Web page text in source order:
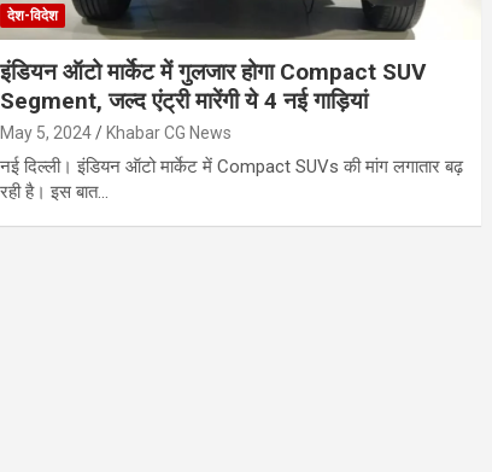
देश-विदेश
इंडियन ऑटो मार्केट में गुलजार होगा Compact SUV
Segment, जल्द एंट्री मारेंगी ये 4 नई गाड़ियां
May 5, 2024 Khabar CG News
नई दिल्ली। इंडियन ऑटो मार्केट में Compact SUVs की मांग लगातार बढ़
रही है। इस बात…